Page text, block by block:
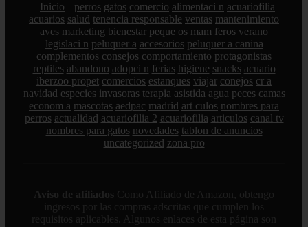
Inicio perros gatos comercio alimentaci n acuariofilia
acuarios salud tenencia responsable ventas mantenimiento
aves marketing bienestar peque os mam feros verano
legislaci n peluquer a accesorios peluquer a canina
complementos consejos comportamiento protagonistas
reptiles abandono adopci n ferias higiene snacks acuario
iberzoo propet comercios estanques viajar conejos cr a
navidad especies invasoras terapia asistida agua peces camas
econom a mascotas aedpac madrid art culos nombres para
perros actualidad acuariofilia 2 acuariofilia articulos canal tv
nombres para gatos novedades tablon de anuncios
uncategorized zona pro
Aviso de afiliados Como Afiliado de Amazon, obtengo
ingresos por las compras adscritas que cumplen los
requisitos aplicables. Algunos enlaces de esta página son